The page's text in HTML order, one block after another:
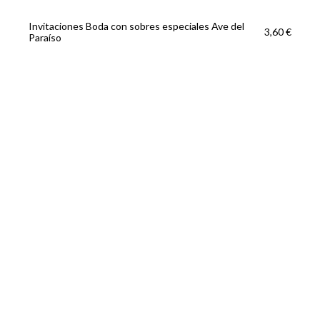
Invitaciones Boda con sobres especiales Ave del
Paraíso
3,60 €